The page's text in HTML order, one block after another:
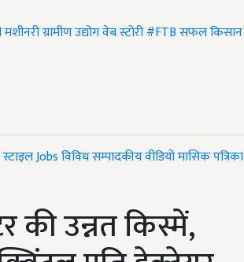
मशीनरीग्रामीण उद्योगवेब स्टोरी#FTBसफल किसान
Jobsविविधसम्पादकीयवीडियोमासिक पत्रिका
की उन्नत किस्में,